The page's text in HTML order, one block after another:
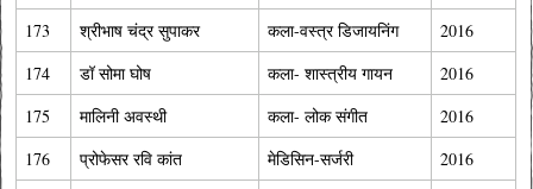
173
श्रीभाष चंद्र सुपाकर कला-वस्त्र डिजायनिंग
2016
174
डॉ सोमा घोष कला- शास्त्रीय गायन
2016
175
मालिनी अवस्थी कला- लोक संगीत
2016
176
प्रोफेसर रवि कांत मेडिसिन-सर्जरी
2016